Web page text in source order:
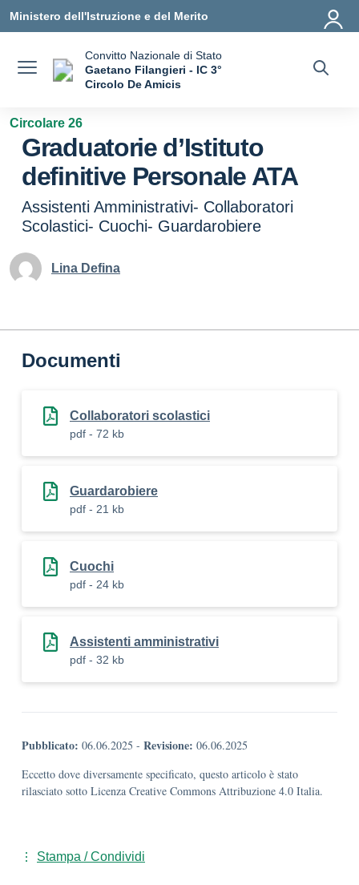
Ministero dell'Istruzione e del Merito
Convitto Nazionale di Stato
Gaetano Filangieri - IC 3°
Circolo De Amicis
Circolare 26
Graduatorie d’Istituto
definitive Personale ATA
Assistenti Amministrativi- Collaboratori
Scolastici- Cuochi- Guardarobiere
Lina Defina
Documenti
Collaboratori scolastici
pdf - 72 kb
Guardarobiere
pdf - 21 kb
Cuochi
pdf - 24 kb
Assistenti amministrativi
pdf - 32 kb
Pubblicato: 06.06.2025 - Revisione: 06.06.2025
Eccetto dove diversamente specificato, questo articolo è stato
rilasciato sotto Licenza Creative Commons Attribuzione 4.0 Italia.
Stampa / Condividi